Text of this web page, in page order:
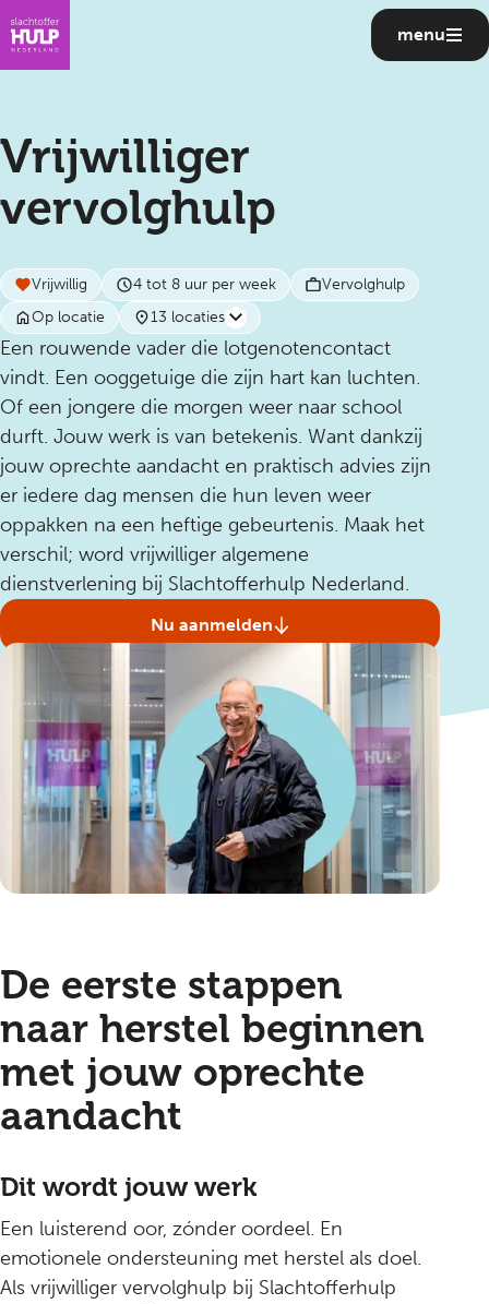
menu
Vrijwilliger
vervolghulp
Vrijwillig 4 tot 8 uur per week
Vervolghulp
Op locatie
13 locaties
Een rouwende vader die lotgenotencontact
vindt. Een ooggetuige die zijn hart kan luchten.
Of een jongere die morgen weer naar school
durft. Jouw werk is van betekenis. Want dankzij
jouw oprechte aandacht en praktisch advies zijn
er iedere dag mensen die hun leven weer
oppakken na een heftige gebeurtenis. Maak het
verschil; word vrijwilliger algemene
dienstverlening bij Slachtofferhulp Nederland.
Nu aanmelden
De eerste stappen
naar herstel beginnen
met jouw oprechte
aandacht
Dit wordt jouw werk
Een luisterend oor, zónder oordeel. En
emotionele ondersteuning met herstel als doel.
Als vrijwilliger vervolghulp bij Slachtofferhulp